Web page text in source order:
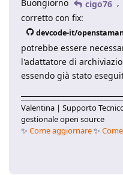
Buongiorno cigo76 ,
corretto con fix:
devcode-it/
potrebbe essere
l'adattatore di
essendo già stato
Valentina | Supporto
gestionale open source
✨ Come aggiornare✨